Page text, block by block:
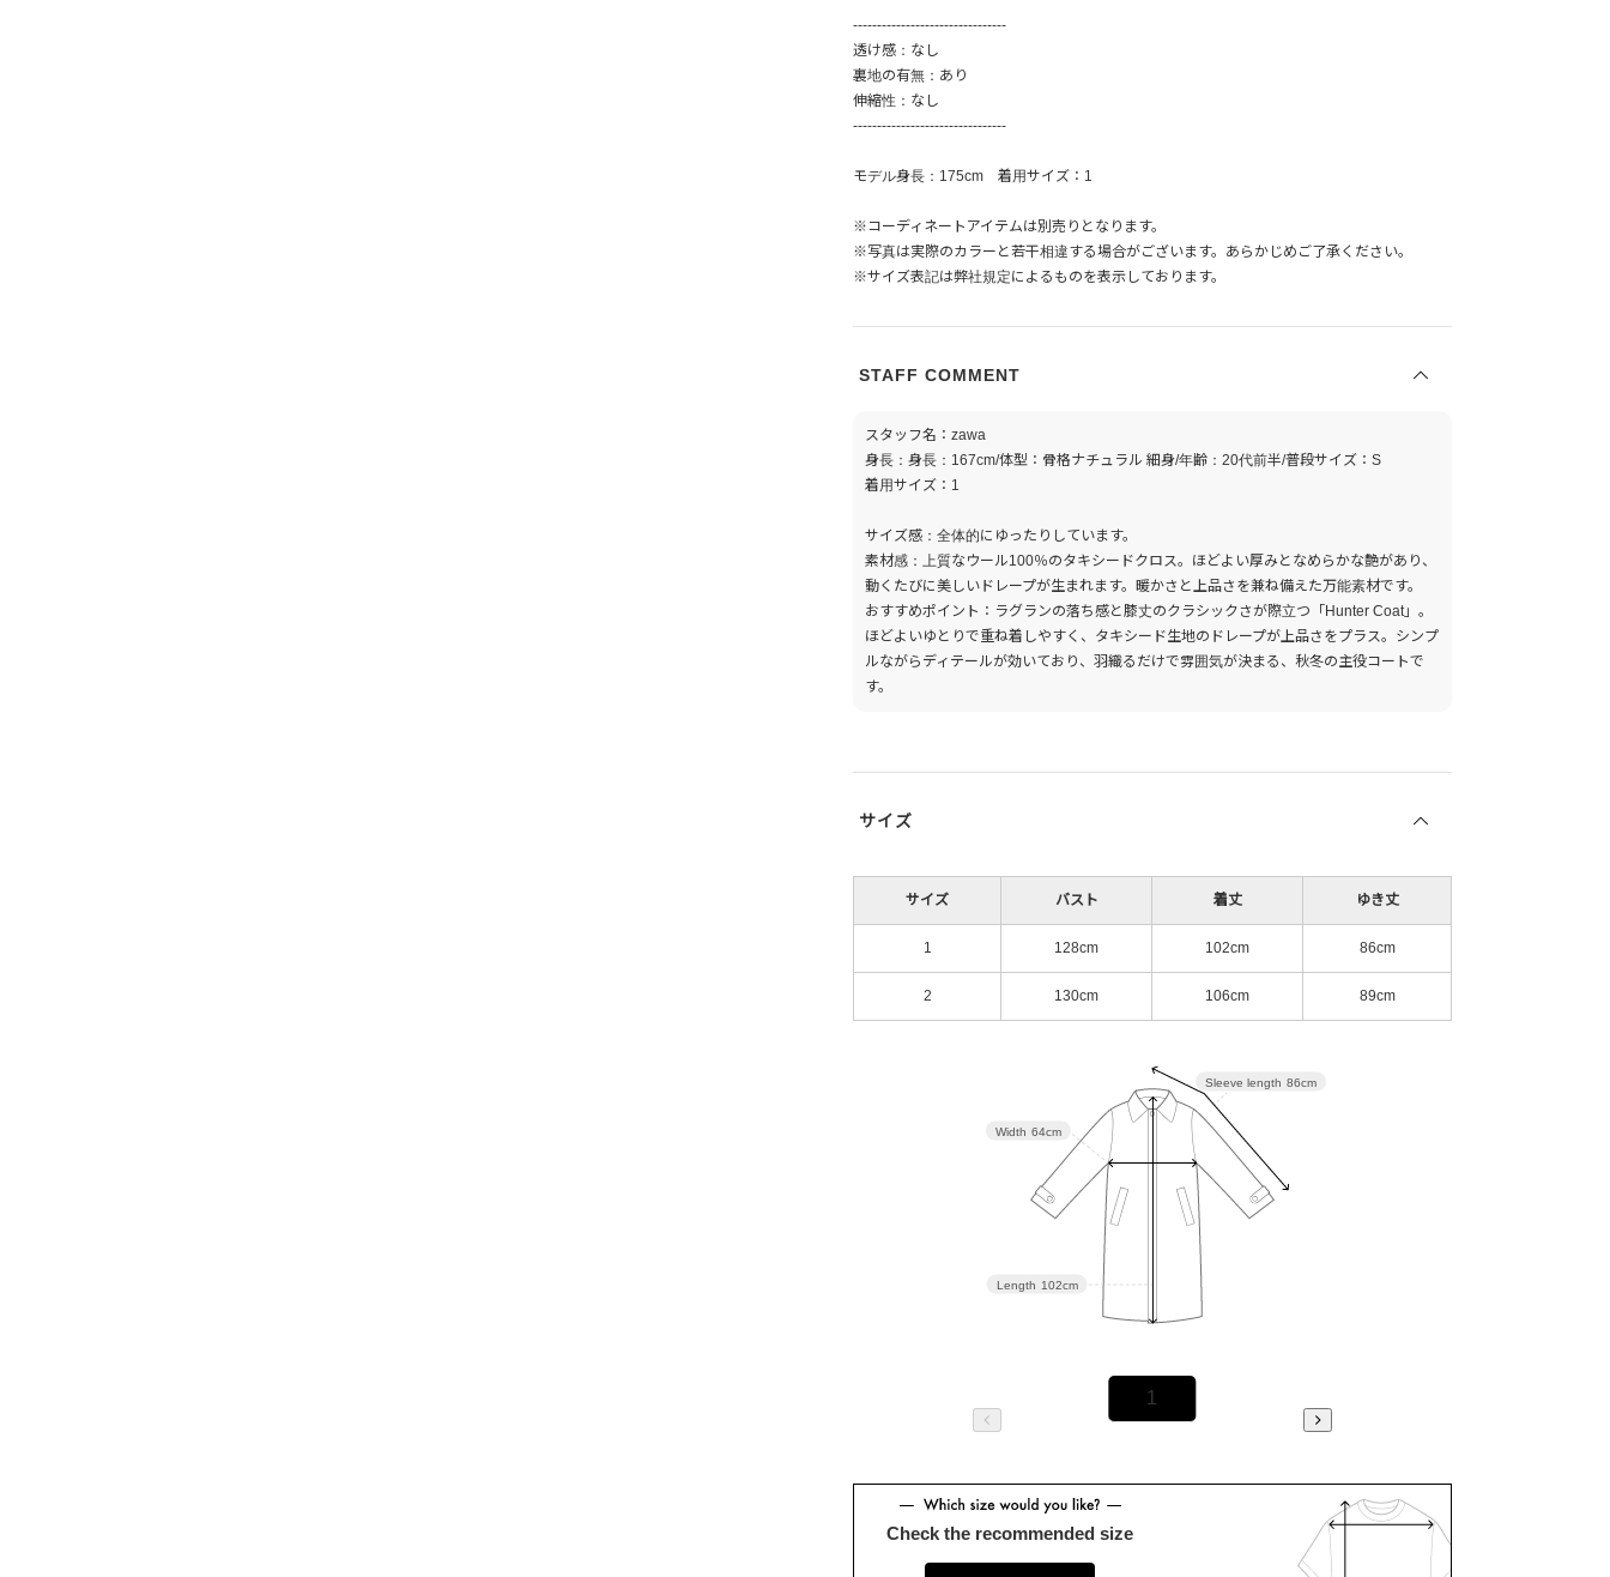
--------------------------------
透け感：なし
裏地の有無：あり
伸縮性：なし
--------------------------------
モデル身長：175cm 着用サイズ：1
※コーディネートアイテムは別売りとなります。
※写真は実際のカラーと若干相違する場合がございます。あらかじめご了承ください。
※サイズ表記は弊社規定によるものを表示しております。
STAFF COMMENT
スタッフ名：zawa
身長：身長：167cm/体型：骨格ナチュラル 細身/年齢：20代前半/普段サイズ：S
着用サイズ：1
サイズ感：全体的にゆったりしています。
素材感：上質なウール100％のタキシードクロス。ほどよい厚みとなめらかな艶があり、
動くたびに美しいドレープが生まれます。暖かさと上品さを兼ね備えた万能素材です。
おすすめポイント：ラグランの落ち感と膝丈のクラシックさが際立つ「Hunter Coat」。
ほどよいゆとりで重ね着しやすく、タキシード生地のドレープが上品さをプラス。シンプ
ルながらディテールが効いており、羽織るだけで雰囲気が決まる、秋冬の主役コートで
す。
サイズ
サイズ バスト 着丈 ゆき丈
1 128cm 102cm 86cm
2 130cm 106cm 89cm
Sleeve length 86cm
Length 102cm
Width 64cm
1
Check the recommended size